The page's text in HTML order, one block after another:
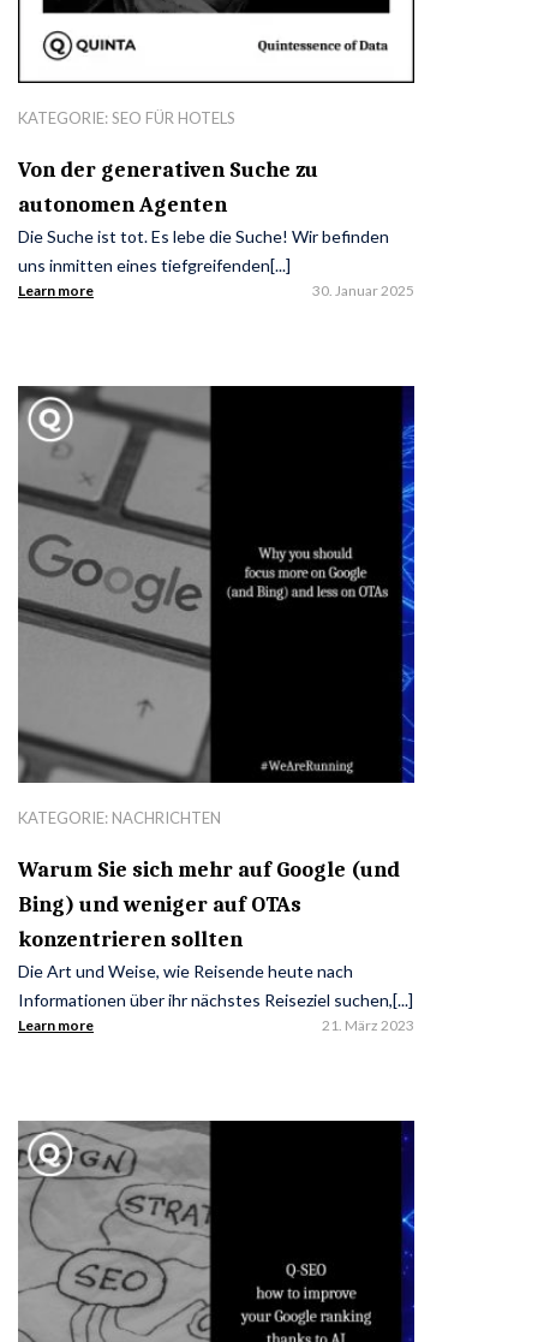
KATEGORIE:SEO FÜR HOTELS
Von der generativen Suche zu
autonomen Agenten
Die Suche ist tot. Es lebe die Suche! Wir befinden
uns inmitten eines tiefgreifenden[...]
Learn more 30. Januar 2025
KATEGORIE: NACHRICHTEN
Warum Sie sich mehr auf Google (und
Bing) und weniger auf OTAs
konzentrieren sollten
Die Art und Weise, wie Reisende heute nach
Informationen über ihr nächstes Reiseziel suchen,[...]
Learn more 21. März 2023